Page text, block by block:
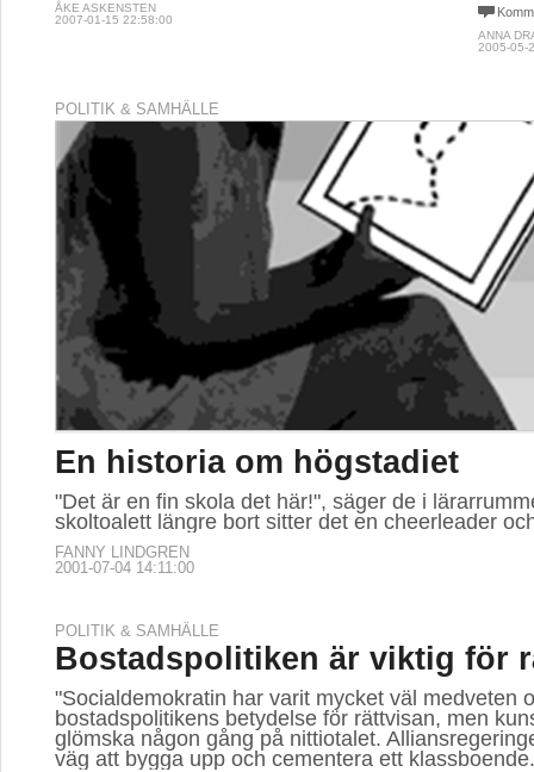
ÅKE ASKENSTEN
2007-01-15 22:58:00
ANNA
2005-05-
POLITIK & SAMHÄLLE
En historia om högstadiet
"Det är en fin skola det här!", säger de i
skoltoalett längre bort sitter det en cheerleader
FANNY LINDGREN
2001-07-04 14:11:00
POLITIK & SAMHÄLLE
Bostadspolitiken är viktig för
"Socialdemokratin har varit mycket väl medveten
bostadspolitikens betydelse för rättvisan, men
glömska någon gång på nittiotalet.
väg att bygga upp och cementera ett